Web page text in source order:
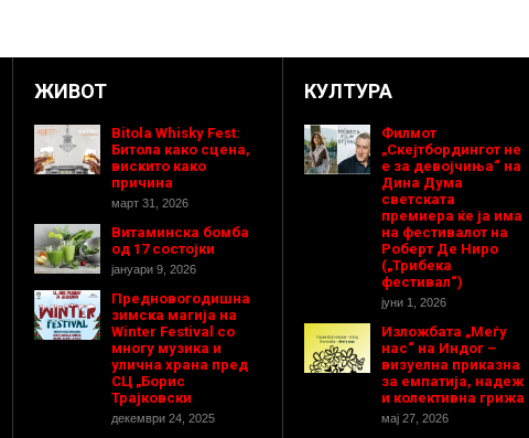
ЖИВОТ
Bitola Whisky Fest:
Битола како сцена,
вискито како
причина
март 31, 2026
Витаминска бомба
од 17 состојки
јануари 9, 2026
Предновогодишнa
зимска магија на
Winter Festival со
многу музика и
улична храна пред
СЦ „Борис
Трајковски
декември 24, 2025
КУЛТУРА
Филмот
„Скејтбордингот не
е за девојчиња“ на
Дина Дума
светската
премиера ќе ја има
на фестивалот на
Роберт Де Ниро
(„Трибека
фестивал“)
јуни 1, 2026
Изложбата „Меѓу
нас“ на Индог –
визуелна приказна
за емпатија, надеж
и колективна грижа
мај 27, 2026